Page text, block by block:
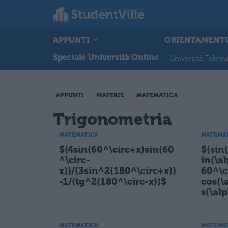
APPUNTI
Speciale Università Online
Università
APPUNTI MATERIE MATEMATICA
Trigonometria
MATEMATICA
$(4sin(60^\circ+x)sin(60
^\circ-
x))/(3sin^2(180^\circ+x))
-1/(tg^2(180^\circ-x))$
MATEMATICA